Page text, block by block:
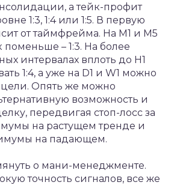
а тейк-профит
1:3, 1:4 или 1:5. В первую
от таймфрейма. На М1 и М5
поменьше – 1:3. На более
интервалах вплоть до Н1
1:4, а уже на D1 и W1 можно
цели. Опять же можно
возможность и
передвигая стоп-лосс за
на растущем тренде и
на падающем.
о мани-менеджменте.
точность сигналов, все же